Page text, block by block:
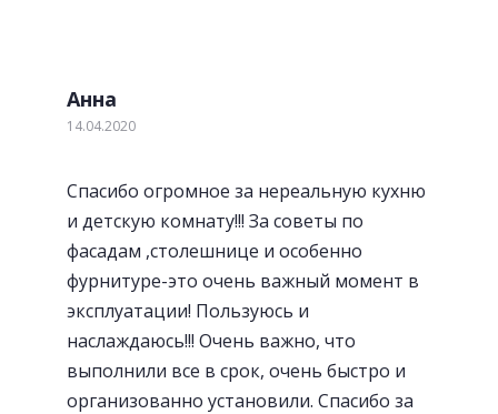
Анна
14.04.2020
Спасибо огромное за нереальную кухню
и детскую комнату!!! За советы по
фасадам ,столешнице и особенно
фурнитуре-это очень важный момент в
эксплуатации! Пользуюсь и
наслаждаюсь!!! Очень важно, что
выполнили все в срок, очень быстро и
организованно установили. Спасибо за